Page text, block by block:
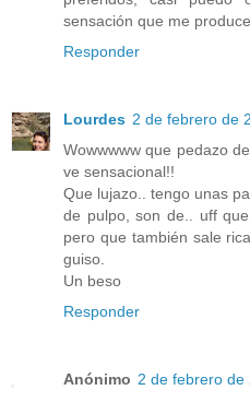
sensación que me
Responder
Lourdes 2 de febrero de
Wowwwww que pedazo
ve sensacional!!
Que lujazo.. tengo unas
de pulpo, son de.. uff
pero que también sale
guiso.
Un beso
Responder
Anónimo 2 de febrero de